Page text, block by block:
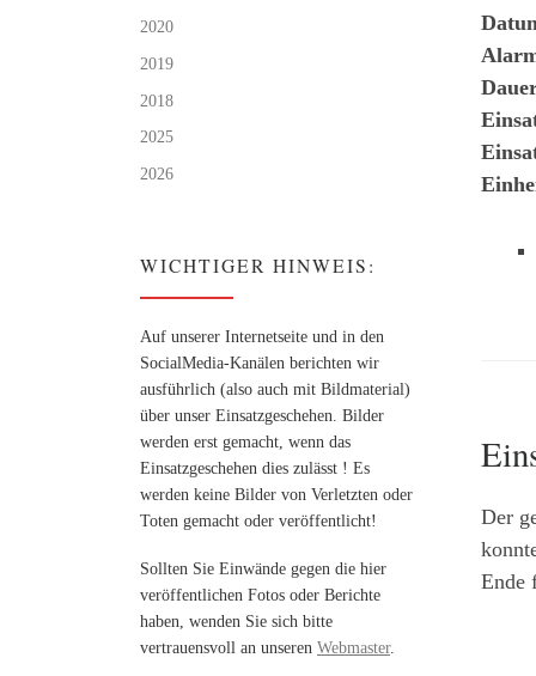
Der
Ende
2020
2019
2018
2025
2026
WICHTIGER HINWEIS:
Auf unserer Internetseite und in den
SocialMedia-Kanälen berichten wir
ausführlich (also auch mit Bildmaterial)
über unser Einsatzgeschehen. Bilder
werden erst gemacht, wenn das
Einsatzgeschehen dies zulässt ! Es
werden keine Bilder von Verletzten oder
Toten gemacht oder veröffentlicht!
Sollten Sie Einwände gegen die hier
veröffentlichen Fotos oder Berichte
haben, wenden Sie sich bitte
vertrauensvoll an unseren Webmaster.